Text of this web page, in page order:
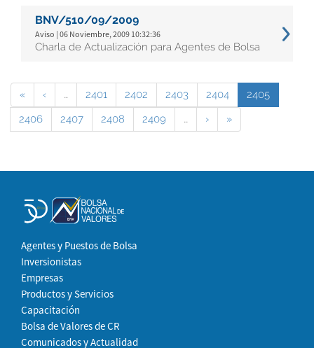
BNV/510/09/2009
Aviso | 06 Noviembre, 2009 10:32:36
Charla de Actualización para Agentes de Bolsa
« ‹ … 2401 2402 2403 2404
2405
2406
2407 2408 2409 … › »
Agentes y Puestos de Bolsa
Inversionistas
Empresas
Productos y Servicios
Capacitación
Bolsa de Valores de CR
Comunicados y Actualidad